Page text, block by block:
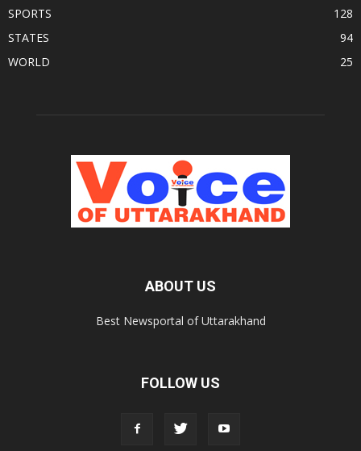
SPORTS
128
STATES
94
WORLD
25
ABOUT US
Best Newsportal of Uttarakhand
FOLLOW US